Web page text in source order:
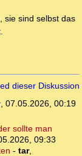
sie sind selbst das
dieser Diskussion
, 07.05.2026, 00:19
sollte man
09:33
- tar,